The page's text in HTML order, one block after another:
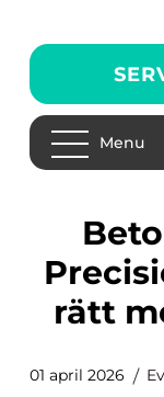
Menu
Betonghåltagning:
rätt
01 april 2026